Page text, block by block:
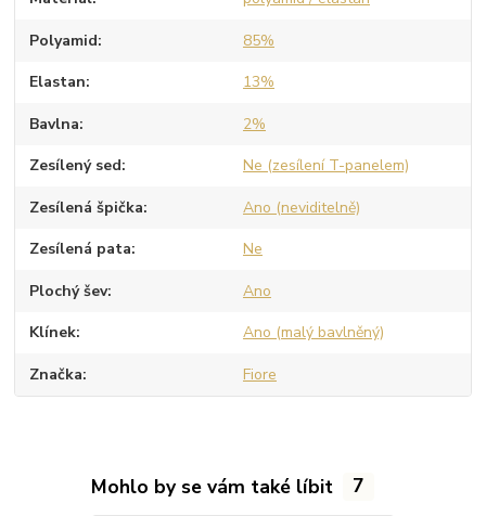
Polyamid 85%
Elastan 13%
Bavlna 2%
Zesílený sed Ne (zesílení T-panelem)
Zesílená špička Ano (neviditelně)
Zesílená pata Ne
Plochý šev Ano
Klínek Ano (malý bavlněný)
Značka Fiore
Mohlo by se vám také líbit 7